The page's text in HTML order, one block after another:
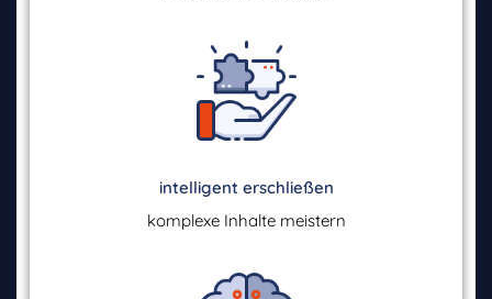
intelligent erschließen
komplexe Inhalte meistern